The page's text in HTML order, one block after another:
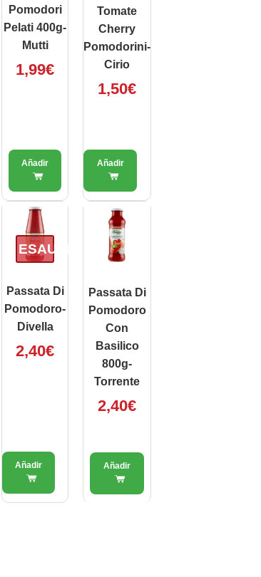
Pomodori
Pelati 400g-
Mutti
1,99€
Tomate
Cherry
Pomodorini-
Cirio
1,50€
ESAURITO
Passata Di
Pomodoro-
Divella
2,40€
Passata Di
Pomodoro
Con
Basilico
800g-
Torrente
2,40€